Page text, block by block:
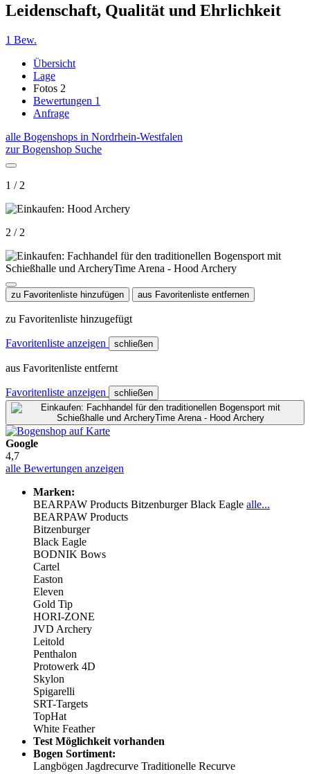
Leidenschaft, Qualität und Ehrlichkeit
1 Bew.
Übersicht
Lage
Fotos 2
Bewertungen 1
Anfrage
alle Bogenshops in Nordrhein-Westfalen
zur Bogenshop Suche
1 / 2
2 / 2
zu Favoritenliste hinzufügen aus Favoritenliste entfernen
zu Favoritenliste hinzugefügt
Favoritenliste anzeigen schließen
aus Favoritenliste entfernt
Favoritenliste anzeigen schließen
Google
4,7
alle Bewertungen anzeigen
Marken:
BEARPAW Products BitzenburgerBlack Eagle alle...
BEARPAW Products
Bitzenburger
Black Eagle
BODNIK Bows
Cartel
Easton
Eleven
Gold Tip
HORI-ZONE
JVD Archery
Leitold
Penthalon
Protowerk 4D
Skylon
Spigarelli
SRT-Targets
TopHat
White Feather
Test Möglichkeit vorhanden
Bogen Sortiment:
Langbögen Jagdrecurve Traditionelle Recurve